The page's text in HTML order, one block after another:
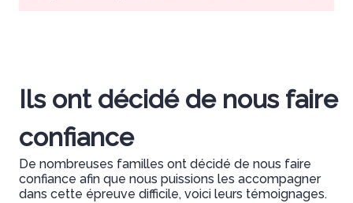
Ils ont décidé de nous faire
confiance
De nombreuses familles ont décidé de nous faire
confiance afin que nous puissions les accompagner
dans cette épreuve difficile, voici leurs témoignages.